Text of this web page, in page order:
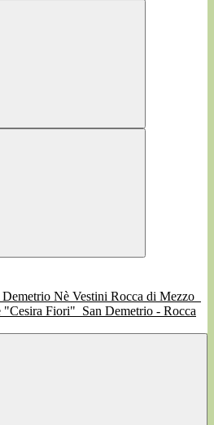
"Cesira Fiori" San Demetrio - Rocca